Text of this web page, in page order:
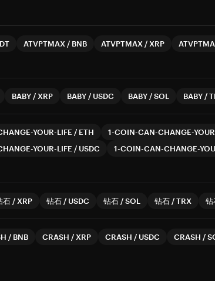
ATVPTMAX / BNB ATVPTMAX / XRP
BABY / XRP BABY / USDC BABY /SOL BABY /
YOUR-LIFE / ETH 1-COIN-CAN-CHANGE-
YOUR-LIFE / USDC 1-COIN-CAN-CHANGE-
石 / XRP 钻石 / USDC 钻石 /SOL 钻石 /TRX 钻
/ BNB CRASH / XRP CRASH / USDC CRASH /